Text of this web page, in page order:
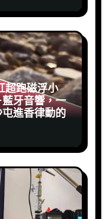
超跑磁浮小
牙音響，一
進香律動的